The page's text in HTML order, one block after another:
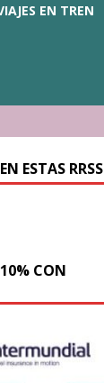
EN TREN
ESTAS RRSS
CON